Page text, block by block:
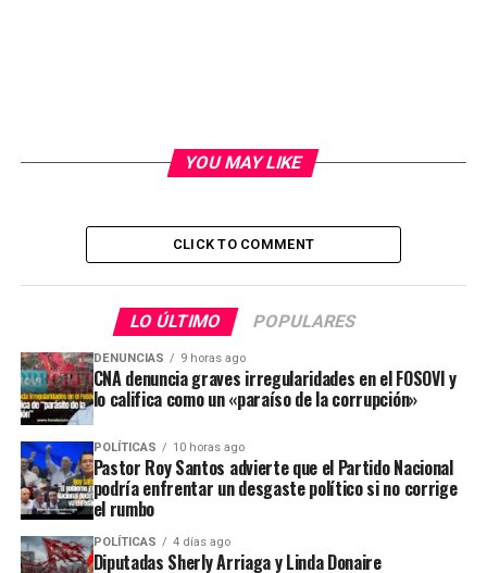
YOU MAY LIKE
CLICK TO COMMENT
LO ÚLTIMO POPULARES
DENUNCIAS 9 horas ago
CNA denuncia graves irregularidades en el FOSOVI y
lo califica como un «paraíso de la corrupción»
POLÍTICAS 10 horas ago
Pastor Roy Santos advierte que el Partido Nacional
podría enfrentar un desgaste político si no corrige
el rumbo
POLÍTICAS 4 días ago
Diputadas Sherly Arriaga y Linda Donaire